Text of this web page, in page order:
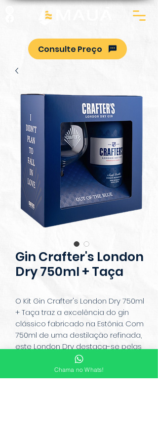
Consulte Preço
Gin Crafter's London
Dry 750ml + Taça
O Kit Gin Crafter's London Dry 750ml
+ Taça traz a excelência do gin
clássico fabricado na Estônia. Com
750ml de uma destilação refinada,
este London Dry destaca-se pelas
notas tradicionais de zimbro e
cítricos. Acompanha uma taça
elegante, perfeita para apreciar
Chama no Whats!